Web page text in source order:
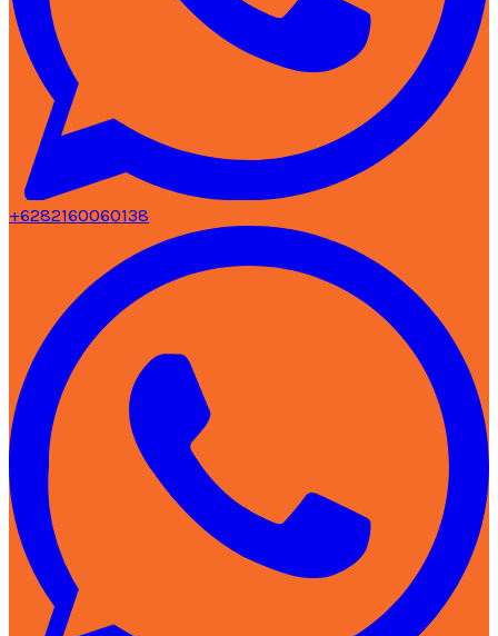
+6282160060138